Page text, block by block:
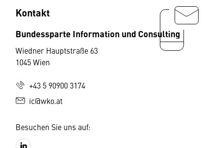
Kontakt
Bundessparte Information und Consulting
Wiedner Hauptstraße 63
1045 Wien
+43 5 90900 3174
ic@wko.at
Besuchen Sie uns auf: